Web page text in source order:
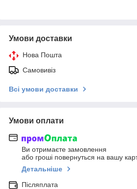
Умови доставки
Нова Пошта
Самовивіз
Всі умови доставки
Умови оплати
Ви отримаєте замовлення
або гроші повернуться на вашу
Детальніше
Післяплата